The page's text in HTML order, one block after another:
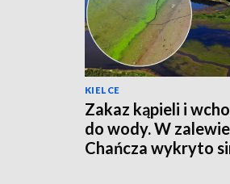
KIELCE
Zakaz kąpieli i
do wody. W zalewie
Chańcza wykryto